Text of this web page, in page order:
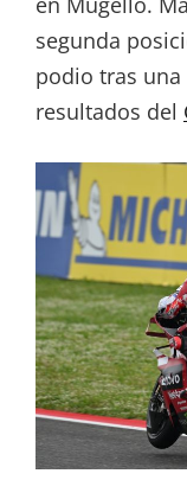
segunda
podio tras
resultados del